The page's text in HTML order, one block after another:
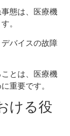
態は、医療機
。
バイスの故障
とは、医療機
重要です。
ける役